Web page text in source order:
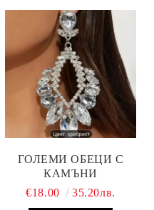
ГОЛЕМИ ОБЕЦИ С
КАМЪНИ
€18.00
35.20лв.